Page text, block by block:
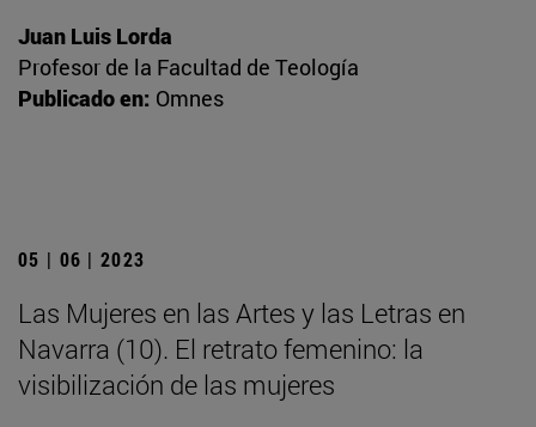
Juan Luis Lorda
Profesor de la Facultad de Teología
Publicado en: Omnes
05 | 06 | 2023
Las Mujeres en las Artes y las Letras en
Navarra (10). El retrato femenino: la
visibilización de las mujeres